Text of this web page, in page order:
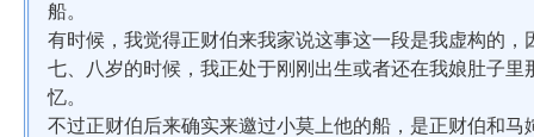
船。
有时候，我觉得正财伯来我家说这事这一段是我虚构的
七、八岁的时候，我正处于刚刚出生或者还在我娘肚子
忆。
不过正财伯后来确实来邀过小莫上他的船，是正财伯和